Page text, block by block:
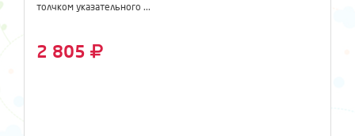
толчком указательного ...
2 805